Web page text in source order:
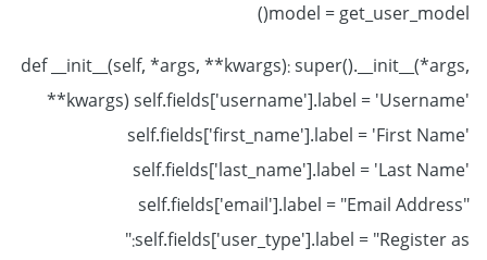
model = get_user_model()
def __init__(self, *args, **kwargs): super().__init__(*args,
**kwargs) self.fields['username'].label = 'Username'
self.fields['first_name'].label = 'First Name'
self.fields['last_name'].label = 'Last Name'
self.fields['email'].label = "Email Address"
self.fields['user_type'].label = "Register as:"